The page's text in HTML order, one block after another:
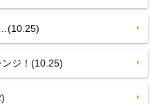
ジ！(10.25)